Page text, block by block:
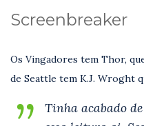
Screenbreaker
Os Vingadores tem Thor,
de Seattle tem K.J. Wroght
Tinha acabado